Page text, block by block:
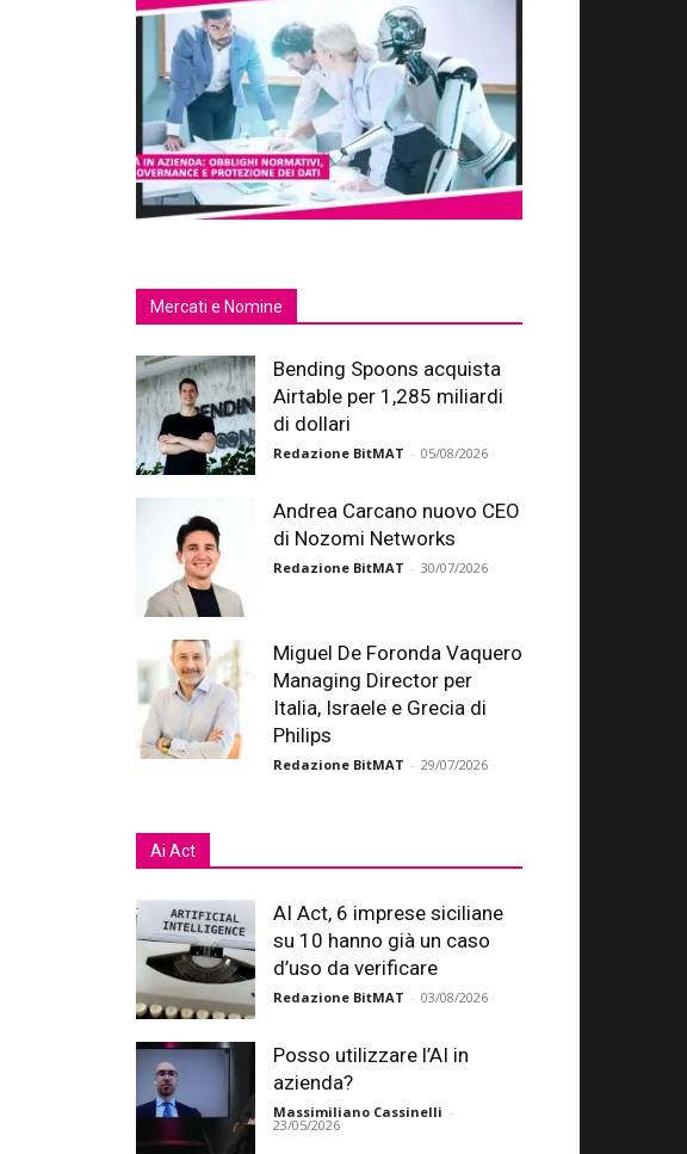
Mercati e Nomine
Bending Spoons acquista
Airtable per 1,285 miliardi
di dollari
Redazione BitMAT - 05/08/2026
Andrea Carcano nuovo CEO
di Nozomi Networks
Redazione BitMAT - 30/07/2026
Miguel De Foronda Vaquero
Managing Director per
Italia, Israele e Grecia di
Philips
Redazione BitMAT - 29/07/2026
Ai Act
AI Act, 6 imprese siciliane
su 10 hanno già un caso
d’uso da verificare
Redazione BitMAT - 03/08/2026
Posso utilizzare l’AI in
azienda?
Massimiliano Cassinelli -
23/05/2026